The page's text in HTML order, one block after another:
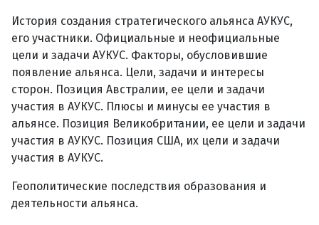
История создания стратегического альянса АУКУС,
его участники. Официальные и неофициальные
цели и задачи АУКУС. Факторы, обусловившие
появление альянса. Цели, задачи и интересы
сторон. Позиция Австралии, ее цели и задачи
участия в АУКУС. Плюсы и минусы ее участия в
альянсе. Позиция Великобритании, ее цели и задачи
участия в АУКУС. Позиция США, их цели и задачи
участия в АУКУС.
Геополитические последствия образования и
деятельности альянса.